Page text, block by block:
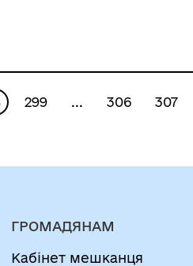
в
299 ... 306 307
ГРОМАДЯНАМ
Кабінет мешканця